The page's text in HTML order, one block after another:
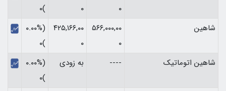
۰
۰
)۰
شاهین
۵۶۶,۰۰۰,۰۰
۰
۴۲۵,۱۶۶,۰۰
۰
(۰.۰۰%
)۰
شاهین اتوماتیک
---- به زودی
(۰.۰۰%
)۰